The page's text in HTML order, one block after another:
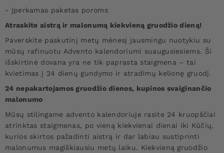
- Įperkamas paketas poroms
Atraskite aistrą ir malonumą kiekvieną gruodžio dieną!
Paverskite paskutinį metų mėnesį jausmingu nuotykiu su
mūsų rafinuotu Advento kalendoriumi suaugusiesiems. Ši
išskirtinė dovana yra ne tik paprasta staigmena – tai
kvietimas į 24 dienų gundymo ir atradimų kelionę gruodį.
24 nepakartojamos gruodžio dienos, kupinos svaiginančio
malonumo
Mūsų stilingame advento kalendoriuje rasite 24 kruopščiai
atrinktas staigmenas, po vieną kiekvienai dienai iki Kūčių,
kurios skirtos pažadinti aistrą ir dar labiau sustiprinti
malonumus magiškiausiu metų laiku. Kiekvieną gruodžio